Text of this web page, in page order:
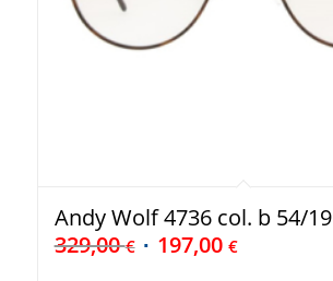
Andy Wolf 4736 col. b 54/19
329,00€ 197,00 €